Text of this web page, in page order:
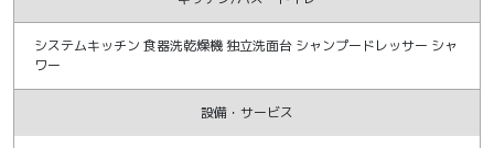
システムキッチン 食器洗乾燥機 独立洗面台 シャンプードレッサー シャ
ワー
設備・サービス